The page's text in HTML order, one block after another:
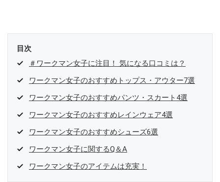
目次
＃ワークマン女子に注目！ 気になる口コミは？
ワークマン女子のおすすめトップス・アウター7選
ワークマン女子のおすすめパンツ・スカート4選
ワークマン女子のおすすめレインウェア4選
ワークマン女子のおすすめシューズ6選
ワークマン女子に関するQ＆A
ワークマン女子のアイテムは充実！